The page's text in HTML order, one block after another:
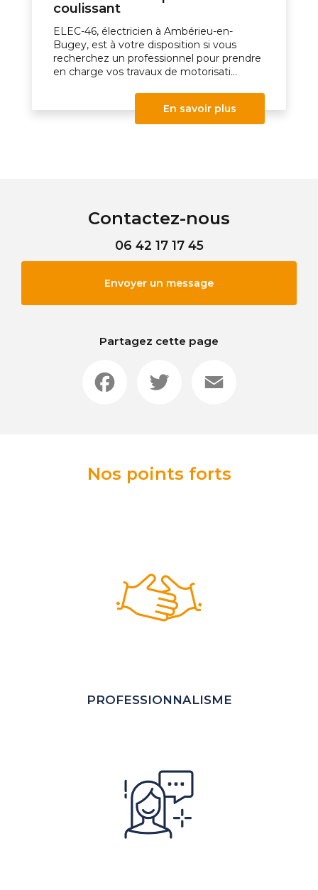
coulissant
ELEC-46, électricien à Ambérieu-en-
Bugey, est à votre disposition si vous
recherchez un professionnel pour prendre
en charge vos travaux de motorisati...
En savoir plus
Contactez-nous
06 42 17 17 45
Envoyer un message
Partagez cette page
Nos points forts
PROFESSIONNALISME